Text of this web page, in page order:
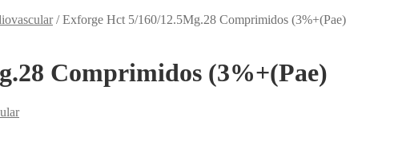
/Exforge Hct 5/160/12.5Mg.28 Comprimidos (3%+(Pae)
Comprimidos (3%+(Pae)